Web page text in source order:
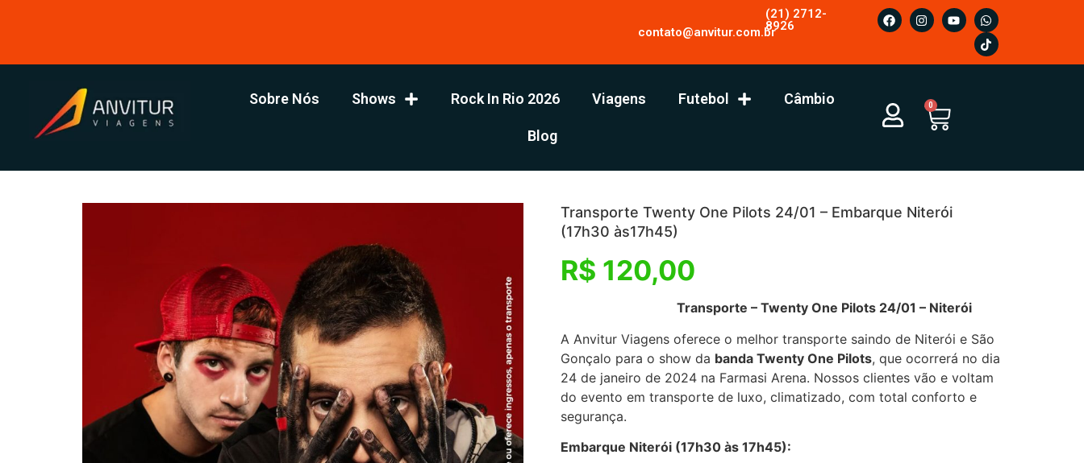
contato@anvitur.com.br
(21) 2712-
8926
Sobre Nós Shows Rock In Rio 2026 Viagens Futebol Câmbio
Blog
0
Transporte Twenty One Pilots 24/01 – Embarque Niterói
(17h30 às17h45)
R$ 120,00
Transporte – Twenty One Pilots 24/01 – Niterói
A Anvitur Viagens oferece o melhor transporte saindo de Niterói e São
Gonçalo para o show da banda Twenty One Pilots, que ocorrerá no dia
24 de janeiro de 2024 na Farmasi Arena. Nossos clientes vão e voltam
do evento em transporte de luxo, climatizado, com total conforto e
segurança.
Embarque Niterói (17h30 às 17h45):